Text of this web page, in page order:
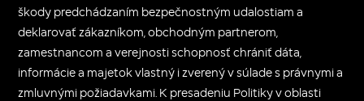
škody predchádzaním bezpečnostným udalostiam a
deklarovať zákazníkom, obchodným partnerom,
zamestnancom a verejnosti schopnosť chrániť dáta,
informácie a majetok vlastný i zverený v súlade s právnymi a
zmluvnými požiadavkami. K presadeniu Politiky v oblasti